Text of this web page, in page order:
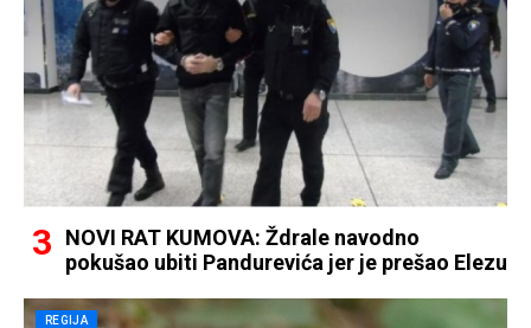
NOVI RAT KUMOVA: Ždrale navodno
pokušao ubiti Pandurevića jer je prešao Elezu
REGIJA